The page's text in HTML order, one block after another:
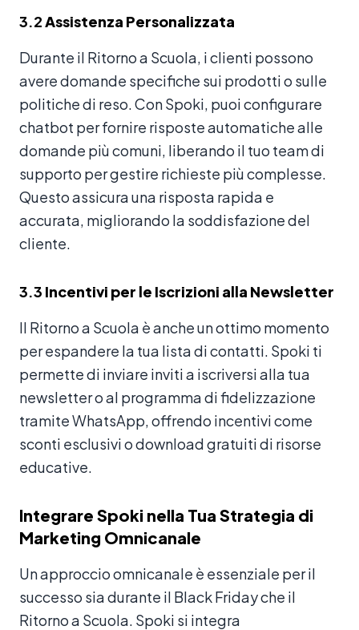
3.2Assistenza Personalizzata
Durante il Ritorno a Scuola, i clienti possono
avere domande specifiche sui prodotti o sulle
politiche di reso. Con Spoki, puoi configurare
chatbot per fornire risposte automatiche alle
domande più comuni, liberando il tuo team di
supporto per gestire richieste più complesse.
Questo assicura una risposta rapida e
accurata, migliorando la soddisfazione del
cliente.
3.3 Incentivi per le Iscrizioni alla Newsletter
Il Ritorno a Scuola è anche un ottimo momento
per espandere la tua lista di contatti. Spoki ti
permette di inviare inviti a iscriversi alla tua
newsletter o al programma di fidelizzazione
tramite WhatsApp, offrendo incentivi come
sconti esclusivi o download gratuiti di risorse
educative.
Integrare Spoki nella Tua Strategia di
Marketing Omnicanale
Un approccio omnicanale è essenziale per il
successo sia durante il Black Friday che il
Ritorno a Scuola. Spoki si integra